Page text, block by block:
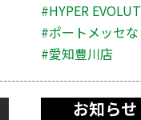
#HYPER
#ポートメッセ
#愛知豊川店
お知らせ